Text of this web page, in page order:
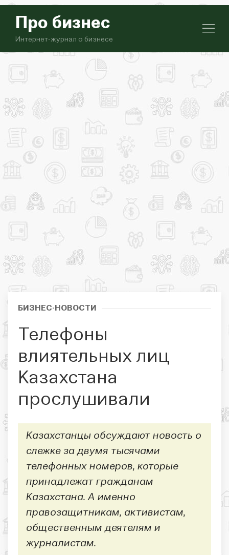
Про бизнес
Интернет-журнал о бизнесе
БИЗНЕС-НОВОСТИ
Телефоны
влиятельных лиц
Казахстана
прослушивали
Казахстанцы обсуждают новость о
слежке за двумя тысячами
телефонных номеров, которые
принадлежат гражданам
Казахстана. А именно
правозащитникам, активистам,
общественным деятелям и
журналистам.